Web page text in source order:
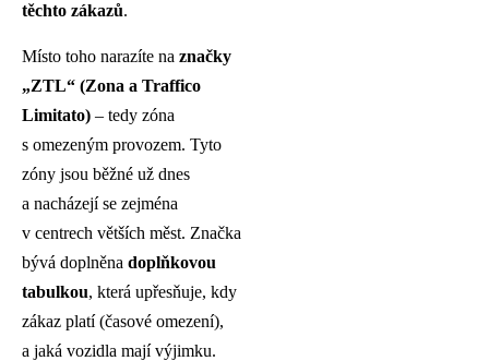
těchto zákazů.
Místo toho narazíte na značky
„ZTL“ (Zona a Traffico
Limitato) – tedy zóna
s omezeným provozem. Tyto
zóny jsou běžné už dnes
a nacházejí se zejména
v centrech větších měst. Značka
bývá doplněna doplňkovou
tabulkou, která upřesňuje, kdy
zákaz platí (časové omezení),
a jaká vozidla mají výjimku.